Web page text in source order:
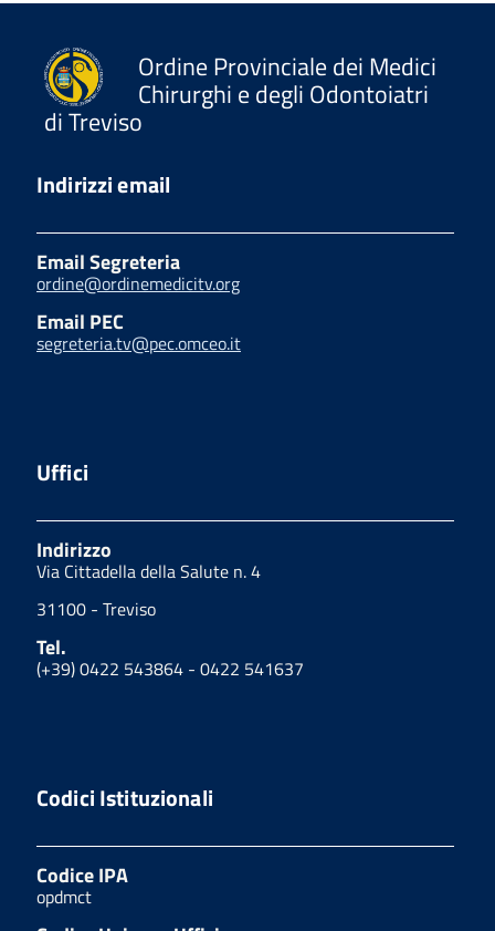
Ordine Provinciale dei Medici
Chirurghi e degli Odontoiatri
di Treviso
Indirizzi email
Email Segreteria
ordine@ordinemedicitv.org
Email PEC
segreteria.tv@pec.omceo.it
Uffici
Indirizzo
Via Cittadella della Salute n. 4
31100 - Treviso
Tel.
(+39) 0422 543864 - 0422 541637
Codici Istituzionali
Codice IPA
opdmct